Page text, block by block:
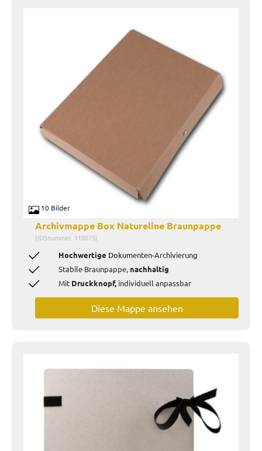
10 Bilder
Archivmappe Box Natureline Braunpappe
(IDSnummer: 110075)
Hochwertige Dokumenten-Archivierung
Stabile Braunpappe, nachhaltig
Mit Druckknopf, individuell anpassbar
Diese Mappe ansehen